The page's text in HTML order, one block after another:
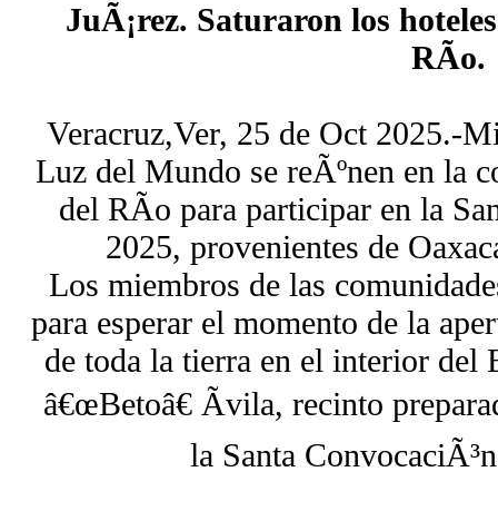
JuÃ¡rez. Saturaron los
RÃ­o.
Veracruz,Ver, 25 de Oct 2025.-
Luz del Mundo se reÃºnen en la
del RÃ­o para participar en la
2025, provenientes de
Los miembros de las
para esperar el momento de la
de toda la tierra en el interior del
â€œBetoâ€ Ãvila, recinto
la Santa